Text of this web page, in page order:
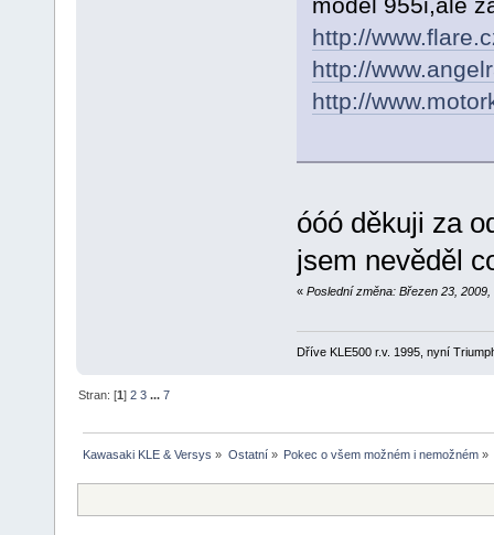
model 955i,ale
http://
http://
http://
óóó děkuji za
jsem nevěděl
« Poslední změna: Březen 23,
Dříve KLE500 r.v. 1995, nyní
Stran: [1]2 3 ...7
Kawasaki KLE & Versys » Ostatní » Pokec o všem možném i nemožném»